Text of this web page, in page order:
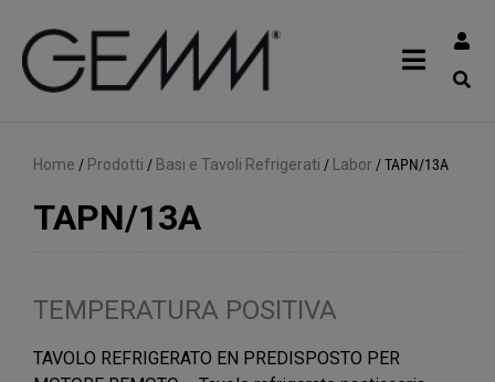
Home / Prodotti / Basi e Tavoli Refrigerati / Labor /TAPN/13A
TAPN/13A
TEMPERATURA POSITIVA
TAVOLO REFRIGERATO EN PREDISPOSTO PER